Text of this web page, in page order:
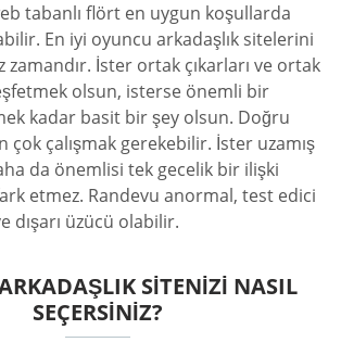
tabanlı flört en uygun koşullarda
En iyi oyuncu arkadaşlık sitelerini
zamandır. İster ortak çıkarları ve ortak
olsun, isterse önemli bir
kadar basit bir şey olsun. Doğru
çok çalışmak gerekebilir. İster uzamış
da önemlisi tek gecelik bir ilişki
etmez. Randevu anormal, test edici
dışarı üzücü olabilir.
SITENIZI NASIL
SEÇERSINIZ?